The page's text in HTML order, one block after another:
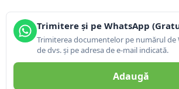
Trimitere și pe WhatsApp
Trimiterea documentelor pe numărul de
de dvs. și pe adresa de e-mail indicată.
Adaugă